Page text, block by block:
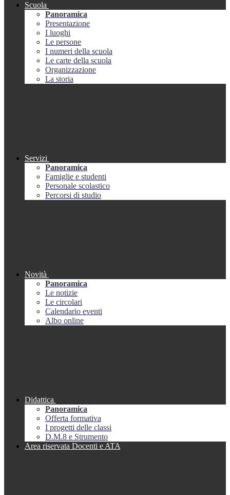
Scuola
Panoramica
Presentazione
I luoghi
Le persone
I numeri della scuola
Le carte della scuola
Organizzazione
La storia
Servizi
Panoramica
Famiglie e studenti
Personale scolastico
Percorsi di studio
Novità
Panoramica
Le notizie
Le circolari
Calendario eventi
Albo online
Didattica
Panoramica
Offerta formativa
I progetti delle classi
D.M.8 e Strumento
Area riservata Docenti e ATA